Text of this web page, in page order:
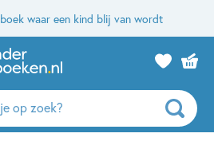
waar een kind blij van wordt